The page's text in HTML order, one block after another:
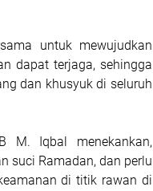
untuk mewujudkan
dapat terjaga, sehingga
dan khusyuk di seluruh
M. Iqbal menekankan,
suci Ramadan, dan perlu
di titik rawan di